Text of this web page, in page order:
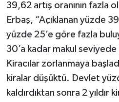
39,62 artış oranının fazla
Erbaş, “Açıklanan yüzde
yüzde 25’e göre fazla
30’a kadar makul
Kiracılar zorlanmaya
kiralar düşüktü. Devlet
kaldırdıktan sonra 2 yıldır